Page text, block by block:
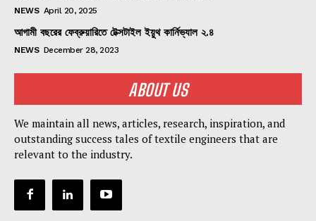
NEWS April 20, 2025
আগামী বছরের ফেব্রুয়ারিতে টেক্সটাইল ইয়ুথ কার্নিভ্যাল ২.৪
NEWS December 28, 2023
ABOUT US
We maintain all news, articles, research, inspiration, and
outstanding success tales of textile engineers that are
relevant to the industry.